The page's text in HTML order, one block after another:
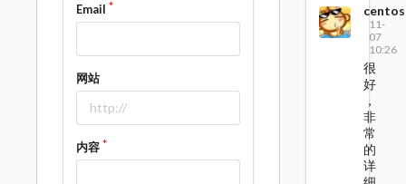
Email
网站
内容
centos
11-
07
10:26
很
好
，
非
常
的
详